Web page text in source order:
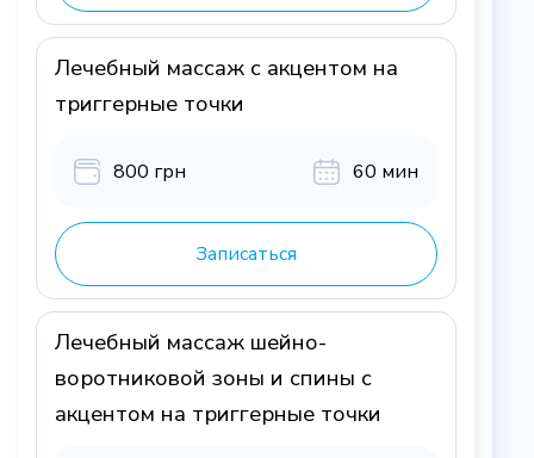
Лечебный массаж с акцентом на
триггерные точки
800 грн 60 мин
Записаться
Лечебный массаж шейно-
воротниковой зоны и спины с
акцентом на триггерные точки